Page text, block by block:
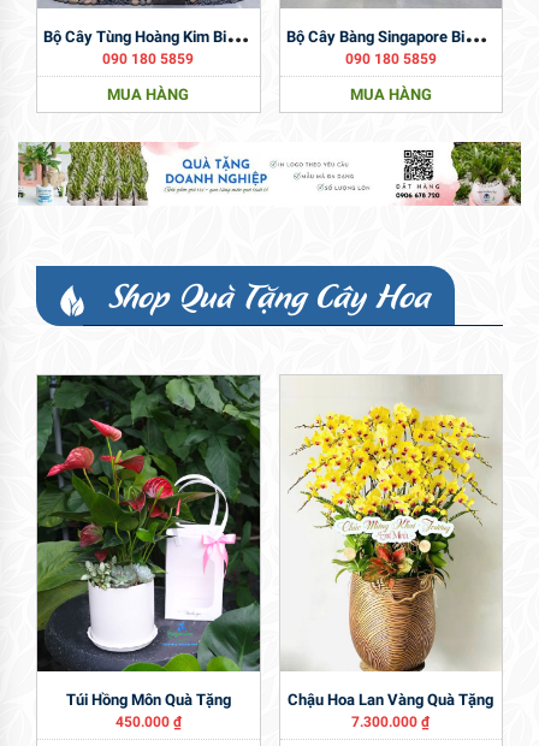
B
Ộ Cây Tùng Hoàng Kim Big Size
090 180 5859
MUA HÀNG
B
Ộ Cây Bàng Singapore Big Size Giếng Trời
090 180 5859
MUA HÀNG
Shop Quà Tặng Cây Hoa
Túi Hồng Môn Quà Tặng
450.000 ₫
Chậu Hoa Lan Vàng Quà Tặng
7.300.000₫